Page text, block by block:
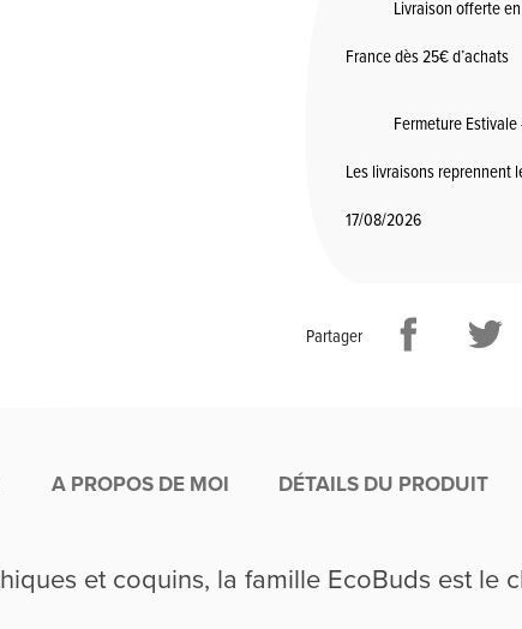
Livraison offerte en
France dès 25€ d’achats
Fermeture Estivale
Les livraisons reprennent
17/08/2026
Partager
A PROPOS DE MOI DÉTAILS DU PRODUIT
et coquins, la famille EcoBuds est le